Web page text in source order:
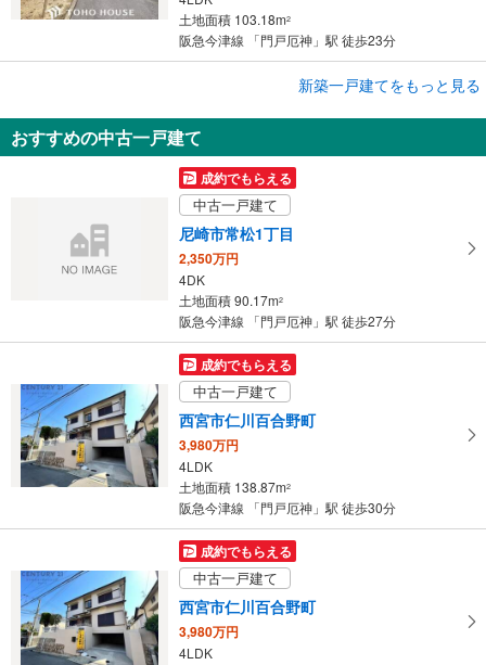
土地面積 103.18m2
阪急今津線 「門戸厄神」駅 徒歩23分
西宮市五月ケ丘
5,980万円
2SLDK
土地面積 148.41m
阪急今津線 「門戸厄神」駅 徒歩33分
新築一戸建てをもっと見る
おすすめの中古一戸建て
成約でもらえる
中古一戸建て
尼崎市常松1丁目
2,350万円
4DK
土地面積 90.17m2
阪急今津線 「門戸厄神」駅 徒歩27分
成約でもらえる
中古一戸建て
西宮市仁川百合野町
3,980万円
4LDK
土地面積 138.87m2
阪急今津線 「門戸厄神」駅 徒歩30分
成約でもらえる
中古一戸建て
西宮市仁川百合野町
3,980万円
4LDK